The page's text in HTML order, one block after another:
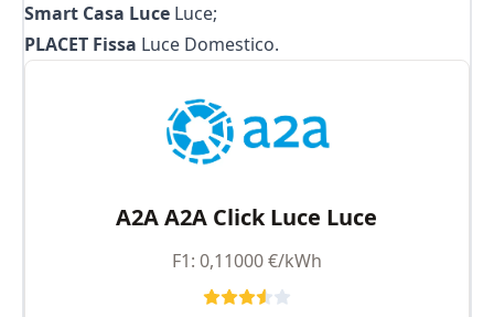
Smart Casa Luce Luce;
PLACET Fissa Luce Domestico.
A2A A2A Click Luce Luce
F1: 0,11000 €/kWh